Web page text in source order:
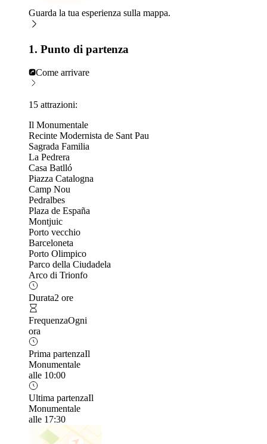
Guarda la tua esperienza sulla mappa.
1. Punto di partenza
Come arrivare
15 attrazioni:
Il Monumentale
Recinte Modernista de Sant Pau
Sagrada Familia
La Pedrera
Casa Batlló
Piazza Catalogna
Camp Nou
Pedralbes
Plaza de España
Montjuic
Porto vecchio
Barceloneta
Porto Olimpico
Parco della Ciudadela
Arco di Trionfo
Durata2 ore
FrequenzaOgni
ora
Prima partenzaIl
Monumentale
alle 10:00
Ultima partenzaIl
Monumentale
alle 17:30